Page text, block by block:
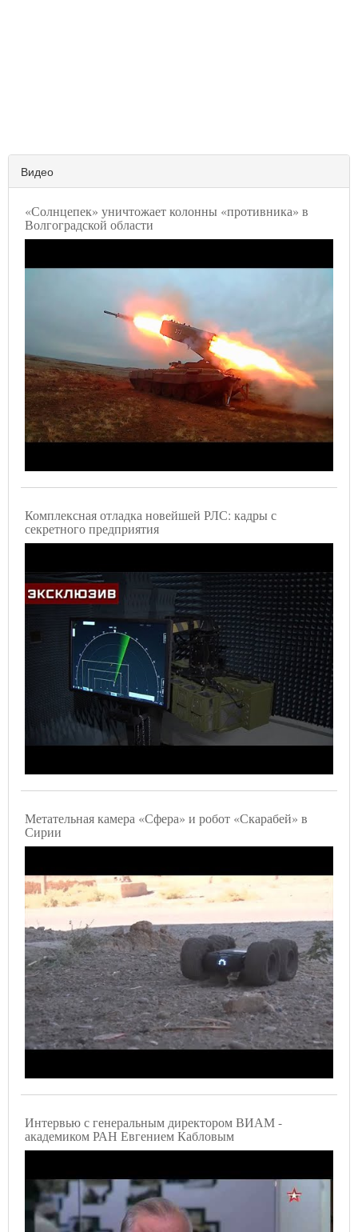
Видео
«Солнцепек» уничтожает колонны «противника» в
Волгоградской области
Комплексная отладка новейшей РЛС: кадры с
секретного предприятия
Метательная камера «Сфера» и робот «Скарабей» в
Сирии
Интервью с генеральным директором ВИАМ -
академиком РАН Евгением Кабловым